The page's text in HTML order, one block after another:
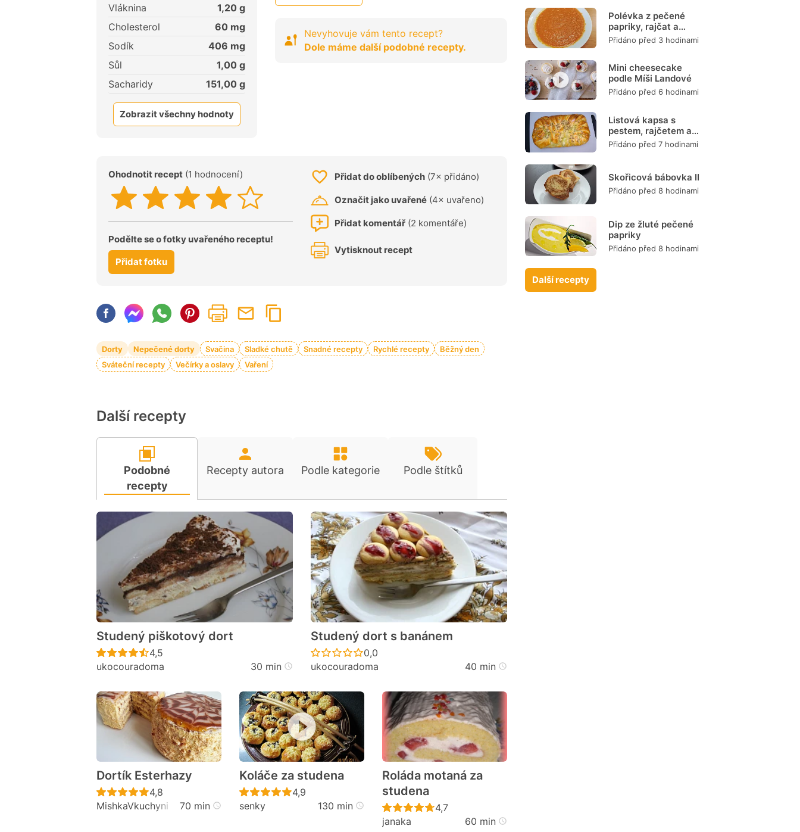
Vláknina
1,20 g
Cholesterol
60 mg
Sodík
406 mg
Sůl
1,00 g
Sacharidy
151,00 g
Zobrazit všechny hodnoty
Nevyhovuje vám tento recept?
Dole máme další podobné recepty.
Ohodnotit recept (1 hodnocení)
Podělte se o fotky uvařeného receptu!
Přidat fotku
Přidat do oblíbených (7× přidáno)
Označit jako uvařené (4× uvařeno)
Přidat komentář (2 komentáře)
Vytisknout recept
Dorty Nepečené dorty Svačina Sladké chutě Snadné recepty Rychlé recepty
Běžný den
Sváteční recepty
Večírky a oslavy Vaření
Další recepty
Podobné
recepty
Recepty autora Podle kategorie Podle štítků
Studený piškotový dort
Recept ještě nebyl hodnocen
4,5
ukocouradoma
30 min
Studený dort s banánem
Recept ještě nebyl hodnocen
0,0
ukocouradoma
40 min
Dortík Esterhazy
Recept ještě nebyl hodnocen
4,8
MishkaVkuchyni
70 min
Koláče za studena
Recept ještě nebyl hodnocen
4,9
senky
130 min
Roláda motaná za
studena
Recept ještě nebyl hodnocen
4,7
janaka
60 min
Polévka z pečené
papriky, rajčat a
mrkve
Přidáno před 3 hodinami
Mini cheesecake
podle Míši Landové
Přidáno před 6 hodinami
Listová kapsa s
pestem, rajčetem a
mozzarellou
Přidáno před 7 hodinami
Skořicová bábovka II
Přidáno před 8 hodinami
Dip ze žluté pečené
papriky
Přidáno před 8 hodinami
Další recepty